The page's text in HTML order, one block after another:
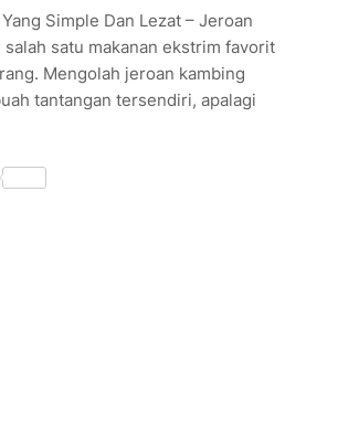
Simple Dan Lezat – Jeroan
satu makanan ekstrim favorit
Mengolah jeroan kambing
tantangan tersendiri, apalagi
Share